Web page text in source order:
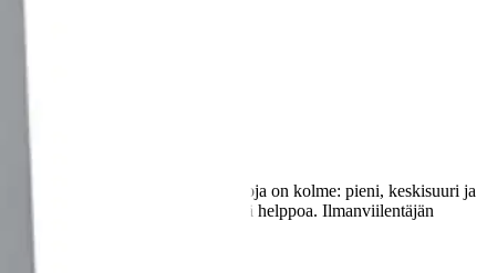
viilentämisen. Nopeusvaihtoehtoja on kolme: pieni, keskisuuri ja
ja selkeä näyttö tekee käytöstä helppoa. Ilmanviilentäjän